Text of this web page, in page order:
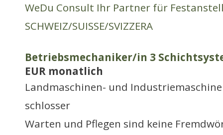
WeDu Consult Ihr Partner für
SCHWEIZ/SUISSE/SVIZZERA
Betriebsmechaniker/in 3
EUR monatlich
Landmaschinen- und
schlosser
Warten und Pflegen sind keine